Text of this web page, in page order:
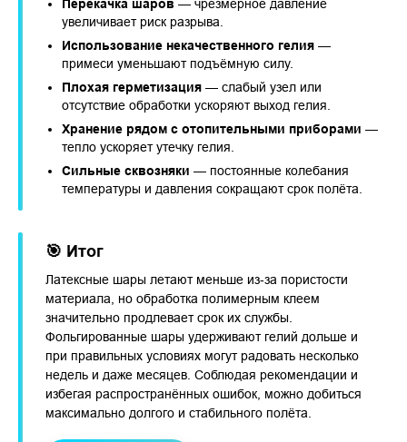
Перекачка шаров — чрезмерное давление
увеличивает риск разрыва.
Использование некачественного гелия —
примеси уменьшают подъёмную силу.
Плохая герметизация — слабый узел или
отсутствие обработки ускоряют выход гелия.
Хранение рядом с отопительными приборами —
тепло ускоряет утечку гелия.
Сильные сквозняки — постоянные колебания
температуры и давления сокращают срок полёта.
🎯 Итог
Латексные шары летают меньше из‑за пористости
материала, но обработка полимерным клеем
значительно продлевает срок их службы.
Фольгированные шары удерживают гелий дольше и
при правильных условиях могут радовать несколько
недель и даже месяцев. Соблюдая рекомендации и
избегая распространённых ошибок, можно добиться
максимально долгого и стабильного полёта.